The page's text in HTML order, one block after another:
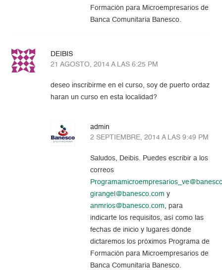
Formación para Microempresarios de
Banca Comunitaria Banesco.
DEIBIS
21 AGOSTO, 2014 A LAS 6:25 PM
deseo inscribirme en el curso, soy de puerto ordaz
haran un curso en esta localidad?
admin
2 SEPTIEMBRE, 2014 A LAS 9:49 PM
Saludos, Deibis. Puedes escribir a los
correos
girangel@banesco.com y
anmrios@banesco.com , para
indicarte los requisitos, así como las
fechas de inicio y lugares dónde
dictaremos los próximos Programa de
Formación para Microempresarios de
Banca Comunitaria Banesco.